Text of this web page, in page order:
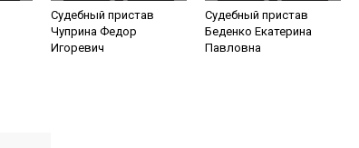
Судебный пристав
Чуприна Федор
Игоревич
Судебный пристав
Беденко Екатерина
Павловна